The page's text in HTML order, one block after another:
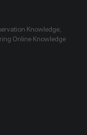
Knowledge,
Online Knowledge